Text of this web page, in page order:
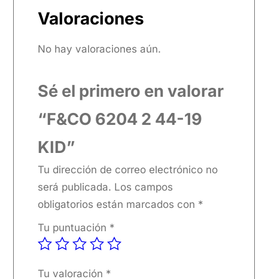
Valoraciones
No hay valoraciones aún.
Sé el primero en valorar
“F&CO 6204 2 44-19
KID”
Tu dirección de correo electrónico no
será publicada. Los campos
obligatorios están marcados con *
Tu puntuación *
Tu valoración *